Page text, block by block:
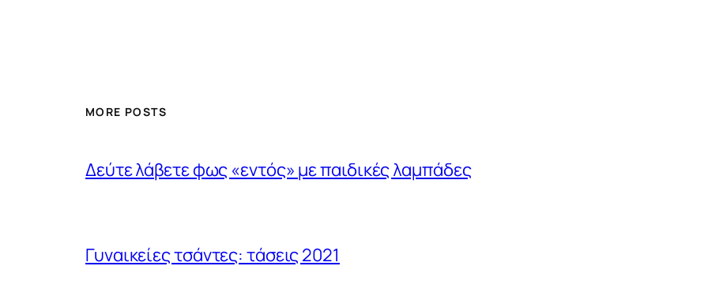
MORE POSTS
Δεύτε λάβετε φως «εντός» με παιδικές λαμπάδες
Γυναικείες τσάντες: τάσεις 2021